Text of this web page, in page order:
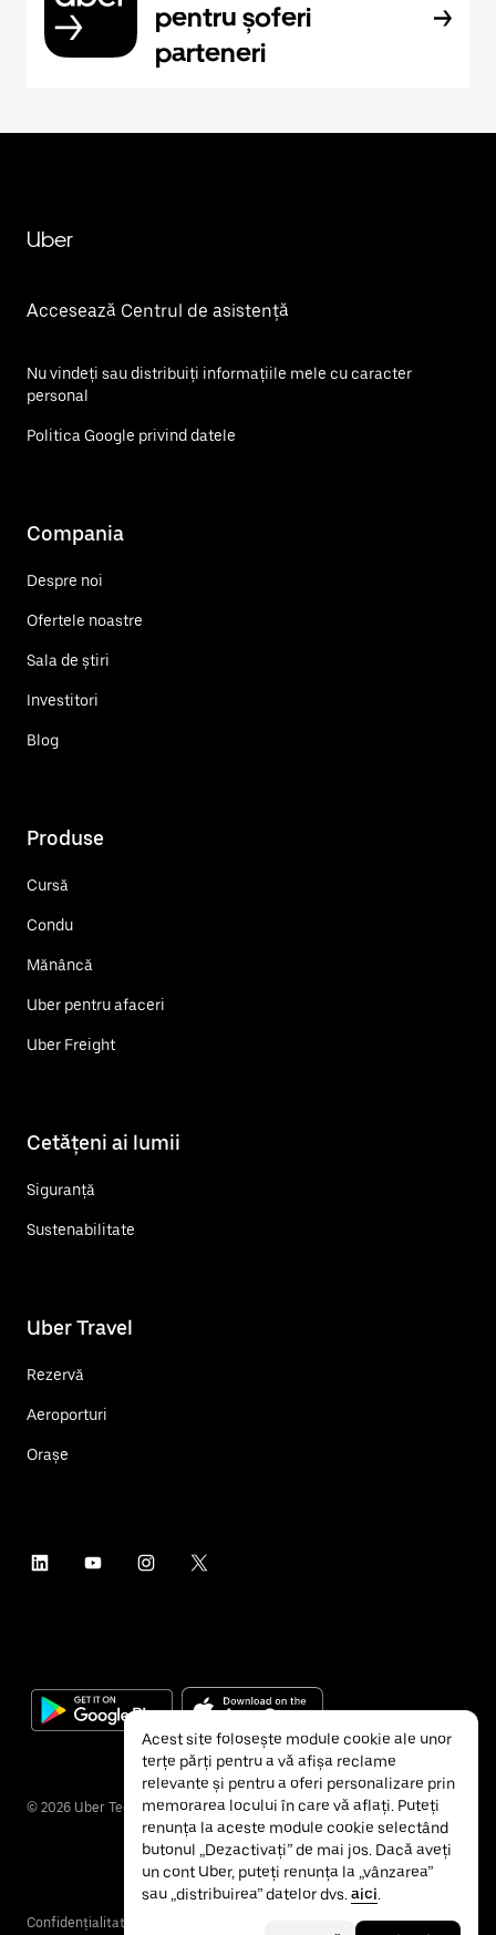
pentru șoferi
parteneri
Uber
Accesează Centrul de asistență
Nu vindeți sau distribuiți informațiile mele cu caracter
personal
Politica Google privind datele
Compania
Despre noi
Ofertele noastre
Sala de știri
Investitori
Blog
Produse
Cursă
Condu
Mănâncă
Uber pentru afaceri
Uber Freight
Cetățeni ai lumii
Siguranță
Sustenabilitate
Uber Travel
Rezervă
Aeroporturi
Orașe
© 2026 Uber Technologies Inc.
Confidențialitate
Acest site folosește module cookie ale unor
terțe părți pentru a vă afișa reclame
relevante și pentru a oferi personalizare prin
memorarea locului în care vă aflați. Puteți
renunța la aceste module cookie selectând
butonul „Dezactivați” de mai jos. Dacă aveți
un cont Uber, puteți renunța la „vânzarea”
sau „distribuirea” datelor dvs. aici.